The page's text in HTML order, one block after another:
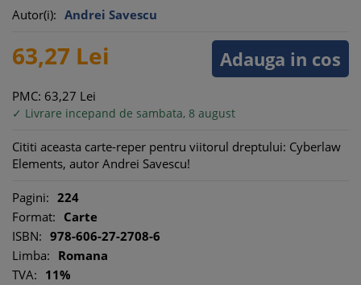
Autor(i): Andrei Savescu
Adauga in cos
63,27 Lei
PMC: 63,27 Lei
✓ Livrare incepand de sambata, 8 august
Cititi aceasta carte-reper pentru viitorul dreptului: Cyberlaw
Elements, autor Andrei Savescu!
Pagini: 224
Format: Carte
ISBN: 978-606-27-2708-6
Limba: Romana
TVA: 11%